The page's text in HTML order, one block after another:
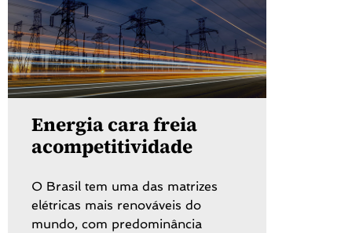
Energia cara freia
acompetitividade
O Brasil tem uma das matrizes
elétricas mais renováveis do
mundo, com predominância